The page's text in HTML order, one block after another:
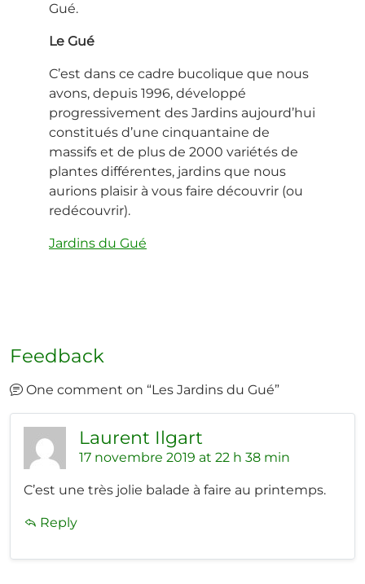
Gué.
Le Gué
C’est dans ce cadre bucolique que nous
avons, depuis 1996, développé
progressivement des Jardins aujourd’hui
constitués d’une cinquantaine de
massifs et de plus de 2000 variétés de
plantes différentes, jardins que nous
aurions plaisir à vous faire découvrir (ou
redécouvrir).
Jardins du Gué
Feedback
One comment on “Les Jardins du Gué”
Laurent Ilgart
17 novembre 2019 at 22 h 38 min
C’est une très jolie balade à faire au printemps.
Reply